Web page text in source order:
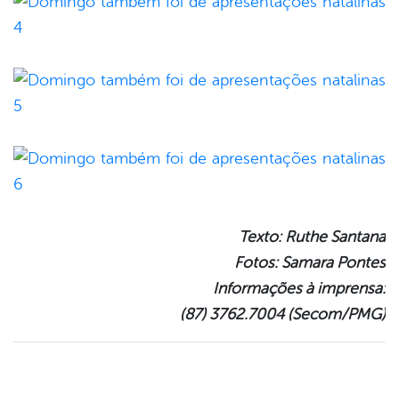
Texto: Ruthe Santana
Fotos: Samara Pontes
Informações à imprensa:
(87) 3762.7004 (Secom/PMG)